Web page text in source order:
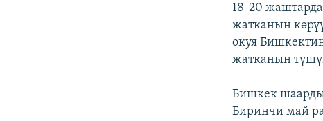
18-20
жатканын
окуя
жатканын
Бишкек
Биринчи май